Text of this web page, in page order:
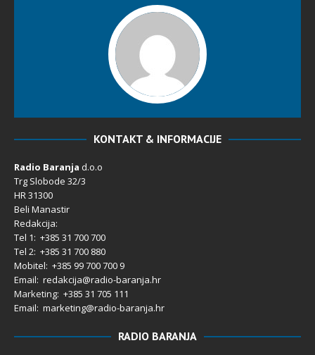
KONTAKT & INFORMACIJE
Radio Baranja d.o.o
Trg Slobode 32/3
HR 31300
Beli Manastir
Redakcija:
Tel 1: +385 31 700 700
Tel 2: +385 31 700 880
Mobitel: +385 99 700 700 9
Email: redakcija@radio-baranja.hr
Marketing: +385 31 705 111
Email: marketing@radio-baranja.hr
RADIO BARANJA